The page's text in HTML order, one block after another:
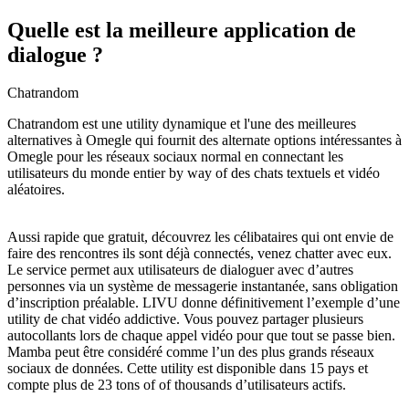
Quelle est la meilleure application de
dialogue ?
Chatrandom
Chatrandom est une utility dynamique et l'une des meilleures
alternatives à Omegle qui fournit des alternate options intéressantes à
Omegle pour les réseaux sociaux normal en connectant les
utilisateurs du monde entier by way of des chats textuels et vidéo
aléatoires.
Aussi rapide que gratuit, découvrez les célibataires qui ont envie de
faire des rencontres ils sont déjà connectés, venez chatter avec eux.
Le service permet aux utilisateurs de dialoguer avec d’autres
personnes via un système de messagerie instantanée, sans obligation
d’inscription préalable. LIVU donne définitivement l’exemple d’une
utility de chat vidéo addictive. Vous pouvez partager plusieurs
autocollants lors de chaque appel vidéo pour que tout se passe bien.
Mamba peut être considéré comme l’un des plus grands réseaux
sociaux de données. Cette utility est disponible dans 15 pays et
compte plus de 23 tons of of thousands d’utilisateurs actifs.